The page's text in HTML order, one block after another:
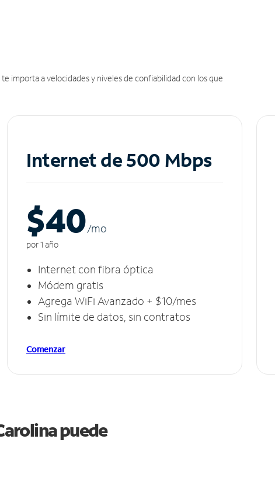
importa a velocidades y niveles de confiabilidad con los que
Internet de 500 Mbps
$40/mo
por 1 año
Internet con fibra óptica
Módem gratis
Agrega WiFi Avanzado + $10/mes
Sin límite de datos, sin contratos
Comenzar
puede